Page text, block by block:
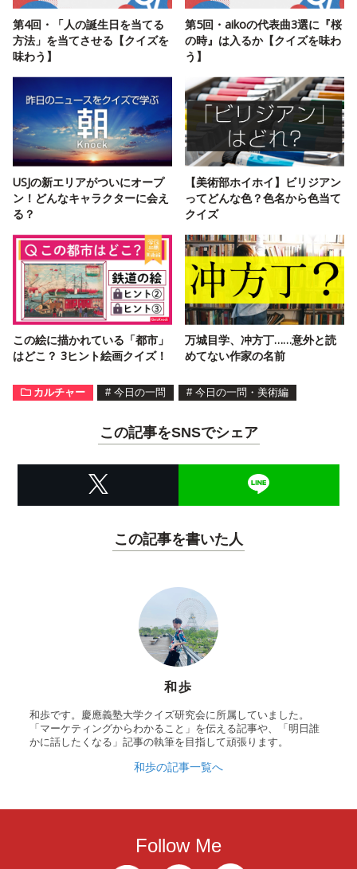
第4回・「人の誕生日を当てる
方法」を当てさせる【クイズを
味わう】
第5回・aikoの代表曲3選に『桜
の時』は入るか【クイズを味わ
う】
USJの新エリアがついにオープ
ン！どんなキャラクターに会え
る？
【美術部ホイホイ】ビリジアン
ってどんな色？色名から色当て
クイズ
この絵に描かれている「都市」
はどこ？ 3ヒント絵画クイズ！
万城目学、冲方丁……意外と読
めてない作家の名前
カルチャー # 今日の一問 # 今日の一問・美術編
この記事をSNSでシェア
この記事を書いた人
和歩
和歩です。慶應義塾大学クイズ研究会に所属していました。
「マーケティングからわかること」を伝える記事や、「明日誰
かに話したくなる」記事の執筆を目指して頑張ります。
和歩の記事一覧へ
Follow Me